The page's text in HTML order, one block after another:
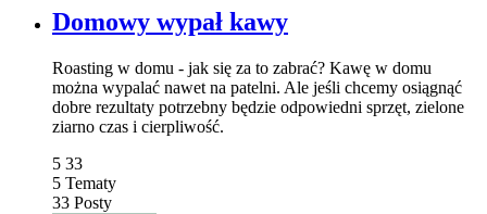
Domowy wypał kawy
Roasting w domu - jak się za to zabrać? Kawę w domu
można wypalać nawet na patelni. Ale jeśli chcemy osiągnąć
dobre rezultaty potrzebny będzie odpowiedni sprzęt, zielone
ziarno czas i cierpliwość.
5 33
5 Tematy
33 Posty